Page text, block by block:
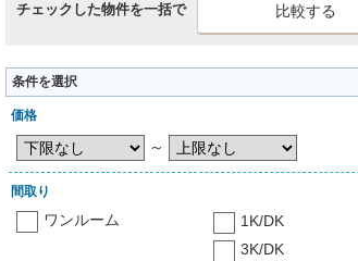
チェックした物件を一括で
条件を選択
価格
～
間取り
ワンルーム 1K/DK
3K/DK